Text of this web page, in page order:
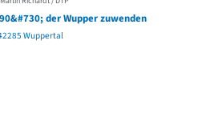
der Wupper zuwenden
Wuppertal